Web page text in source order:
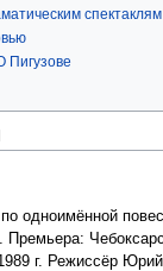
спектаклям
Пигузове
одноимённой
г. Режиссёр